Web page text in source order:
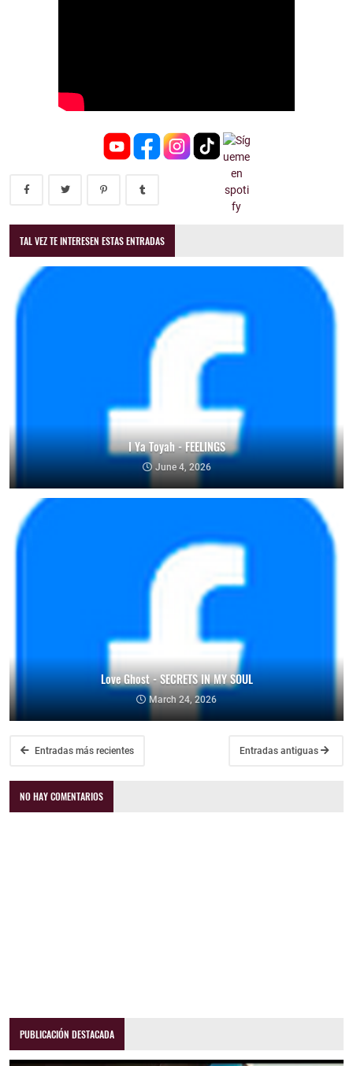
TAL VEZ TE INTERESEN ESTAS ENTRADAS
I Ya Toyah - FEELINGS
June 4, 2026
Love Ghost - SECRETS IN MY SOUL
March 24, 2026
Entradas más recientes Entradas antiguas
NO HAY COMENTARIOS
PUBLICACIÓN DESTACADA